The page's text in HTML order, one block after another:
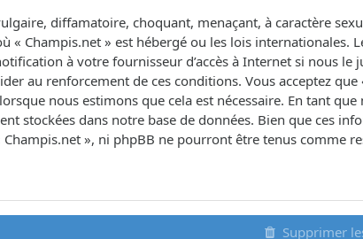
diffamatoire, choquant, menaçant, à caractère
« Champis.net » est hébergé ou les lois internationales.
à votre fournisseur d’accès à Internet si nous le
au renforcement de ces conditions. Vous acceptez que
nous estimons que cela est nécessaire. En tant que
stockées dans notre base de données. Bien que ces
», ni phpBB ne pourront être tenus comme
Supprimer